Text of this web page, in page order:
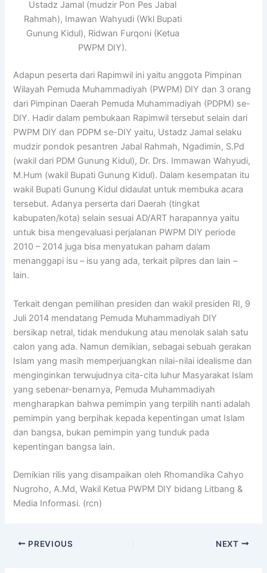
Ustadz Jamal (mudzir Pon Pes Jabal
Rahmah), Imawan Wahyudi (Wkl Bupati
Gunung Kidul), Ridwan Furqoni (Ketua
PWPM DIY).
Adapun peserta dari Rapimwil ini yaitu anggota Pimpinan
Wilayah Pemuda Muhammadiyah (PWPM) DIY dan 3 orang
dari Pimpinan Daerah Pemuda Muhammadiyah (PDPM) se-
DIY. Hadir dalam pembukaan Rapimwil tersebut selain dari
PWPM DIY dan PDPM se-DIY yaitu, Ustadz Jamal selaku
mudzir pondok pesantren Jabal Rahmah, Ngadimin, S.Pd
(wakil dari PDM Gunung Kidul), Dr. Drs. Immawan Wahyudi,
M.Hum (wakil Bupati Gunung Kidul). Dalam kesempatan itu
wakil Bupati Gunung Kidul didaulat untuk membuka acara
tersebut. Adanya perserta dari Daerah (tingkat
kabupaten/kota) selain sesuai AD/ART harapannya yaitu
untuk bisa mengevaluasi perjalanan PWPM DIY periode
2010 – 2014 juga bisa menyatukan paham dalam
menanggapi isu – isu yang ada, terkait pilpres dan lain –
lain.
Terkait dengan pemilihan presiden dan wakil presiden RI, 9
Juli 2014 mendatang Pemuda Muhammadiyah DIY
bersikap netral, tidak mendukung atau menolak salah satu
calon yang ada. Namun demikian, sebagai sebuah gerakan
Islam yang masih memperjuangkan nilai-nilai idealisme dan
menginginkan terwujudnya cita-cita luhur Masyarakat Islam
yang sebenar-benarnya, Pemuda Muhammadiyah
mengharapkan bahwa pemimpin yang terpilih nanti adalah
pemimpin yang berpihak kepada kepentingan umat Islam
dan bangsa, bukan pemimpin yang tunduk pada
kepentingan bangsa lain.
Demikian rilis yang disampaikan oleh Rhomandika Cahyo
Nugroho, A.Md, Wakil Ketua PWPM DIY bidang Litbang &
Media Informasi. (rcn)
PREVIOUS NEXT